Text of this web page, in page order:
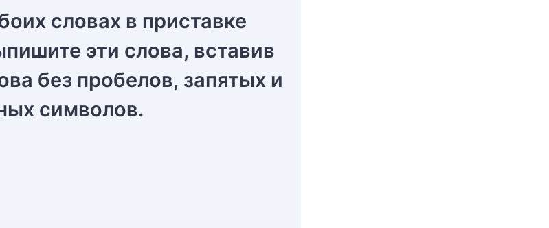
словах в приставке
эти слова, вставив
без пробелов, запятых и
символов.